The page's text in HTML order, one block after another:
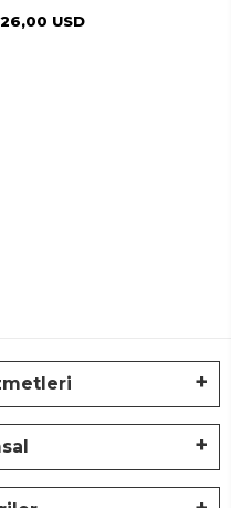
26,00 USD